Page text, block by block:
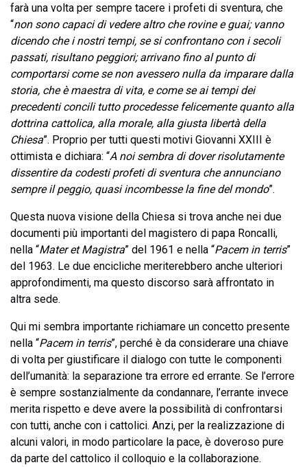
farà una volta per sempre tacere i profeti di sventura, che
“non sono capaci di vedere altro che rovine e guai; vanno
dicendo che i nostri tempi, se si confrontano con i secoli
passati, risultano peggiori; arrivano fino al punto di
comportarsi come se non avessero nulla da imparare dalla
storia, che è maestra di vita, e come se ai tempi dei
precedenti concili tutto procedesse felicemente quanto alla
dottrina cattolica, alla morale, alla giusta libertà della
Chiesa”. Proprio per tutti questi motivi Giovanni XXIII è
ottimista e dichiara: “A noi sembra di dover risolutamente
dissentire da codesti profeti di sventura che annunciano
sempre il peggio, quasi incombesse la fine del mondo”.
Questa nuova visione della Chiesa si trova anche nei due
documenti più importanti del magistero di papa Roncalli,
nella “Mater et Magistra” del 1961 e nella “Pacem in terris”
del 1963. Le due encicliche meriterebbero anche ulteriori
approfondimenti, ma questo discorso sarà affrontato in
altra sede.
Qui mi sembra importante richiamare un concetto presente
nella “Pacem in terris”, perché è da considerare una chiave
di volta per giustificare il dialogo con tutte le componenti
dell’umanità: la separazione tra errore ed errante. Se l’errore
è sempre sostanzialmente da condannare, l’errante invece
merita rispetto e deve avere la possibilità di confrontarsi
con tutti, anche con i cattolici. Anzi, per la realizzazione di
alcuni valori, in modo particolare la pace, è doveroso pure
da parte del cattolico il colloquio e la collaborazione.